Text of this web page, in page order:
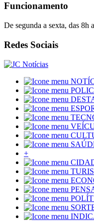
Funcionamento
De segunda a sexta, das 8h
Redes Sociais
+